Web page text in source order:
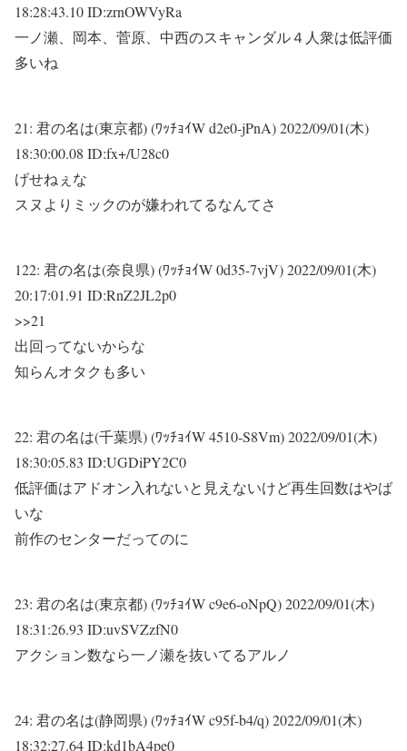
18:28:43.10 ID:zrnOWVyRa
一ノ瀬、岡本、菅原、中西のスキャンダル４人衆は低評価
多いね
21: 君の名は(東京都) (ﾜｯﾁｮｲW d2e0-jPnA)2022/09/01(木)
18:30:00.08 ID:fx+/U28c0
げせねぇな
スヌよりミックのが嫌われてるなんてさ
122: 君の名は(奈良県) (ﾜｯﾁｮｲW 0d35-7vjV)2022/09/01(木)
20:17:01.91 ID:RnZ2JL2p0
>>21
出回ってないからな
知らんオタクも多い
22: 君の名は(千葉県) (ﾜｯﾁｮｲW 4510-S8Vm)2022/09/01(木)
18:30:05.83 ID:UGDiPY2C0
低評価はアドオン入れないと見えないけど再生回数はやば
いな
前作のセンターだってのに
23: 君の名は(東京都) (ﾜｯﾁｮｲW c9e6-oNpQ)2022/09/01(木)
18:31:26.93 ID:uvSVZzfN0
アクション数なら一ノ瀬を抜いてるアルノ
24: 君の名は(静岡県) (ﾜｯﾁｮｲW c95f-b4/q)2022/09/01(木)
18:32:27.64 ID:kd1bA4pe0